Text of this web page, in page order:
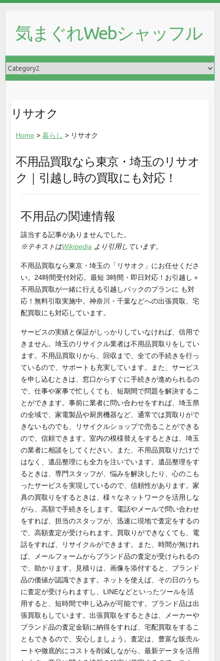
気まぐれWebシャッフル
リサオク
Home > 暮らし > リサオク
不用品買取なら東京・埼玉のリサオ
ク｜引越し時の買取にも対応！
不用品の関連情報
該当する記事がありませんでした。
※テキストはWikipedia より引用しています。
不用品買取なら東京・埼玉の「リサオク」にお任せくださ
い。24時間受付対応。最短 3時間・即日対応！お引越し＋
不用品買取が一緒に行える引越しパックのプランに も対
応！無料引取実施中。神奈川・千葉などへの出張買取、宅
配買取にも対応しています。
サービスの実績と保証がしっかりしていなければ、信用で
きません。埼玉のリサイクル業者は不用品買取りをしてい
ます。不用品買取りから、回収まで、全ての手続きを行っ
ているので、サポートも充実しています。また、サービス
を申し込むときは、窓口からすぐに手続きが進められるの
で、仕事や家事で忙しくても、短期間で問題を解決するこ
とができます。事前に業者に問い合わせをすれば、埼玉県
の全域で、家電製品や厨房機器など、通常では買取りがで
きないものでも、リサイクルショップで売ることができる
ので、信頼できます。室内の模様替えをするときは、埼玉
の業者に相談をしてください。また、不用品買取りだけで
はなく、遺品整理にも全力を注いでいます。遺品整理をす
るときは、専門スタッフが、悩みを解決したり、心のこも
ったサービスを実現しているので、信頼性があります。家
具の買取りをするときは、様々なネットワークを活用しな
がら、高額で手続きをします。電話やメールで問い合わせ
をすれば、担当のスタッフが、迅速に現地で査定をするの
で、高額査定が受けられます。買取りができなくても、電
話をすれば、リサイクルができます。また、時間が無けれ
ば、メールフォームからブランド品の査定が受けられるの
で、助かります。見積りは、画像を添付すると、ブランド
品の価値が認識できます。ネットを使えば、その日のうち
に査定が受けられますし、LINEなどといったツールを活
用すると、短時間で申し込みが可能です。ブランド品は出
張買取もしています。出張買取をするときは、メーカーや
ブランド品の査定金額に納得をすれば、宅配買取をするこ
ともできるので、安心しましょう。査定は、豊富な販売ル
ートや徹底的にコストを削減しながら、最新データを活用